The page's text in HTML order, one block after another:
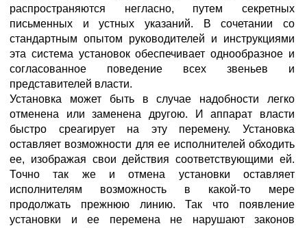
распространяются негласно, путем секретных
письменных и устных указаний. В сочетании со
стандартным опытом руководителей и инструкциями
эта система установок обеспечивает однообразное и
согласованное поведение всех звеньев и
представителей власти.
Установка может быть в случае надобности легко
отменена или заменена другою. И аппарат власти
быстро среагирует на эту перемену. Установка
оставляет возможности для ее исполнителей обходить
ее, изображая свои действия соответствующими ей.
Точно так же и отмена установки оставляет
исполнителям возможность в какой-то мере
продолжать прежнюю линию. Так что появление
установки и ее перемена не нарушают законов